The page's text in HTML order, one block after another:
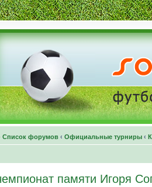
Список форумов ‹ Официальные турниры ‹
памяти Игоря